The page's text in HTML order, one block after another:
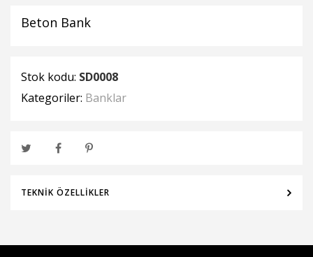
Beton Bank
Stok kodu: SD0008
Kategoriler: Banklar
TEKNIK ÖZELLIKLER